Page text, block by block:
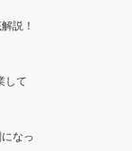
説！
して
なっ